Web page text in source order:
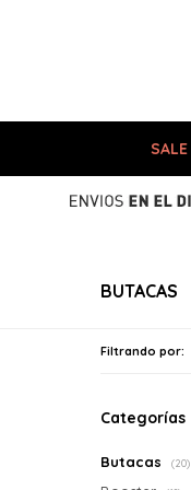
SALE
BUTACAS
Filtrando por:
Categorías
Butacas (20)